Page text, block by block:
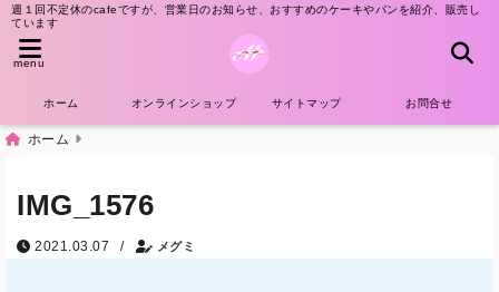
週１回不定休のcafeですが、営業日のお知らせ、おすすめのケーキやパンを紹介、販売し
ています
menu
ホーム オンラインショップ サイトマップ お問合せ
ホーム
IMG_1576
2021.03.07 / メグミ